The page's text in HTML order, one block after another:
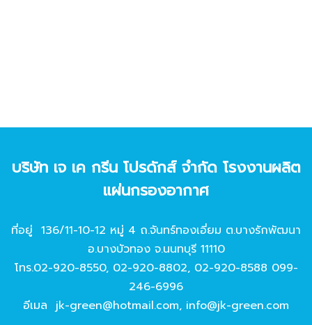
บริษัท เจ เค กรีน โปรดักส์ จํากัด โรงงานผลิต
แผ่นกรองอากาศ
ที่อยู่ 136/11-10-12 หมู่ 4 ถ.จันทร์ทองเอี่ยม ต.บางรักพัฒนา
อ.บางบัวทอง จ.นนทบุรี 11110
โทร.02-920-8550, 02-920-8802, 02-920-8588 099-
246-6996
อีเมล jk-green@hotmail.com, info@jk-green.com